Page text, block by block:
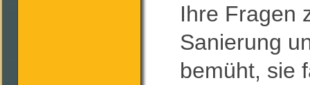
Ihre Fragen
Sanierung
bemüht, sie